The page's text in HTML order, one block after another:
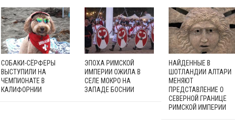
СОБАКИ-СЁРФЕРЫ
ВЫСТУПИЛИ НА
ЧЕМПИОНАТЕ В
КАЛИФОРНИИ
ЭПОХА РИМСКОЙ
ИМПЕРИИ ОЖИЛА В
СЕЛЕ МОКРО НА
ЗАПАДЕ БОСНИИ
НАЙДЕННЫЕ В
ШОТЛАНДИИ АЛТАРИ
МЕНЯЮТ
ПРЕДСТАВЛЕНИЕ О
СЕВЕРНОЙ ГРАНИЦЕ
РИМСКОЙ ИМПЕРИИ